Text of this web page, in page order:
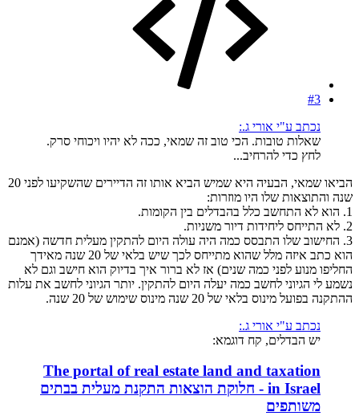
#3
נכתב ע"י אורי ג.:
שאלות טובות. הכי טוב זה שמאי, ככה לא יהיו ויכוחי סרק.
לחץ כדי להרחיב...
הביאו שמאי, הבעיה היא שמיש הביא אותו זה הדיירים שהשקיעו לפני 20
שנה והתוצאות שלו היו מוזרות:
1. הוא לא התחשב כלל בהבדלים בין הקומות.
2. לא התייחס ליחידות דיור משניות.
3. החישוב שלו התבסס כמה היה עולה היום להתקין מעלית חדשה (אמנם
הוא כתב איזה מלל שהוא מתייחס לכך שיש בלאי של 20 שנה מאידך
החליפו מנוע לפני כמה שנים) אז לא ברור איך בדיוק הוא חישב וגם לא
נשמע לי הגיוני לחשב כמה יעלה היום להתקין. יותר הגיוני לחשב את עלות
ההתקנה בפועל מינוס בלאי של 20 שנה מינוס שימוש של 20 שנה.
נכתב ע"י אורי ג.:
יש הבדלים, קח דוגמא:
The portal of real estate land and taxation
in Israel - חלוקת הוצאות התקנת מעלית בבתים
משותפים